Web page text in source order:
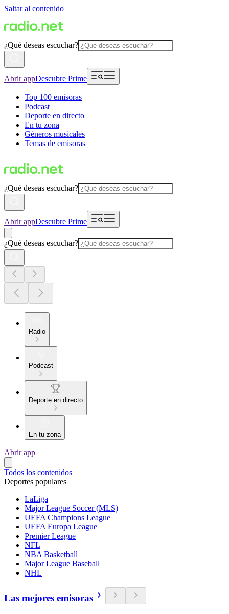
Saltar al contenido
¿Qué deseas escuchar?
Abrir appDescubre Prime
Top 100 emisoras
Podcast
Deporte en directo
En tu zona
Géneros musicales
Temas de emisoras
¿Qué deseas escuchar?
Abrir appDescubre Prime
¿Qué deseas escuchar?
Radio
Podcast
Deporte en directo
En tu zona
Abrir app
Todos los contenidos
Deportes populares
LaLiga
Major League Soccer (MLS)
UEFA Champions League
UEFA Europa League
Premier League
NFL
NBA Basketball
Major League Baseball
NHL
Las mejores emisoras